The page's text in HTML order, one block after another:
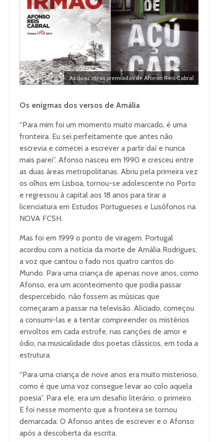
As duas obras premiadas de Afonso Reis Cabral
Os enigmas dos versos de Amália
“Para mim foi um momento muito marcado, é uma
fronteira. Eu sei perfeitamente que antes não
escrevia e comecei a escrever a partir daí e nunca
mais parei”. Afonso nasceu em 1990 e cresceu entre
as duas áreas metropolitanas. Abriu pela primeira vez
os olhos em Lisboa, tornou-se adolescente no Porto
e regressou à capital aos 18 anos para tirar a
licenciatura em Estudos Portugueses e Lusófonos na
NOVA FCSH.
Mas foi em 1999 o ponto de viragem. Portugal
acordou com a notícia da morte de Amália Rodrigues,
a voz que cantou o fado nos quatro cantos do
Mundo. Para uma criança de apenas nove anos, como
Afonso, era um acontecimento que podia passar
despercebido, não fossem as músicas que
começaram a passar na televisão. Aliciado, começou
a consumi-las e a tentar compreender os mistérios
envoltos em cada estrofe, nas canções de amor e
ódio, na musicalidade dos poetas clássicos, em toda a
estrutura.
“Para uma criança de nove anos era muito misterioso,
como é que uma voz consegue levar ao colo aquela
poesia”. Para ele, era um desafio literário, o primeiro.
E foi nesse momento que a fronteira se tornou
demarcada: O Afonso antes de escrever e o Afonso
após a descoberta da escrita.